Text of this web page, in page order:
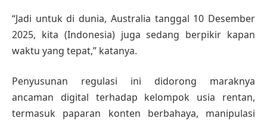
“Jadi untuk di dunia, Australia tanggal 10 Desember
2025, kita (Indonesia) juga sedang berpikir kapan
waktu yang tepat,” katanya.
Penyusunan regulasi ini didorong maraknya
ancaman digital terhadap kelompok usia rentan,
termasuk paparan konten berbahaya, manipulasi